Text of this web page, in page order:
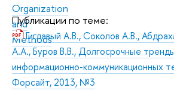
Organization
and
Methods
Публикации по теме:
Гиглавый А.В., Соколов А.В.,
А.А., Буров В.В., Долгосрочные
информационно-коммуникационных
Форсайт, 2013, №3